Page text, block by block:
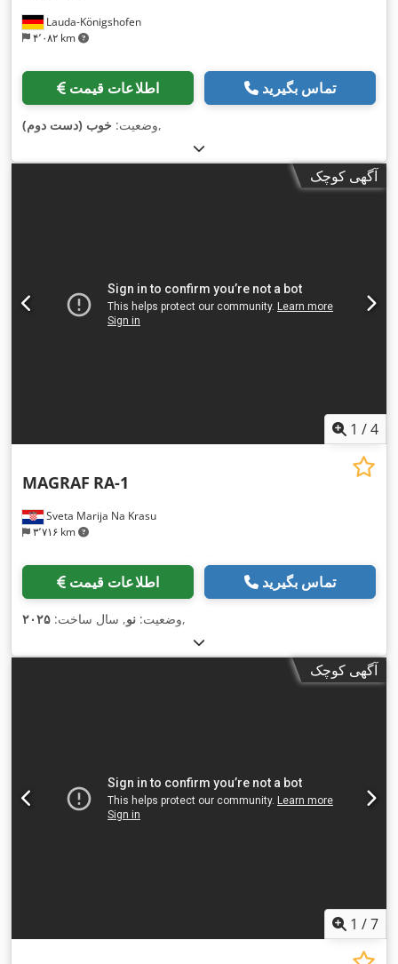
Lauda-Königshofen
۴٬۰۸۲ km
اطلاعات قیمت تماس بگیرید
وضعیت: خوب (دست دوم) ,
آگهی کوچک
1 /4
Sveta Marija Na Krasu
۳٬۷۱۶ km
MAGRAF RA-1
اطلاعات قیمت تماس بگیرید
وضعیت: نو, سال ساخت: ۲۰۲۵ ,
آگهی کوچک
1 /7